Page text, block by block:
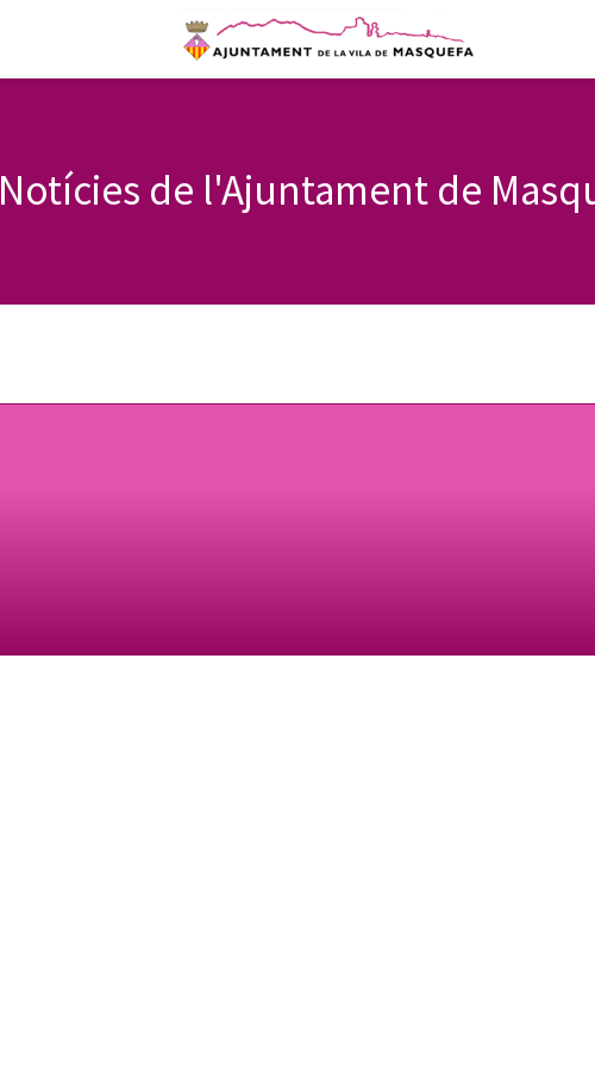
Notícies de l'Ajuntament de